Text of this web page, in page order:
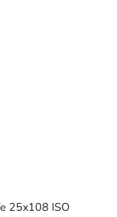
25x108 ISO